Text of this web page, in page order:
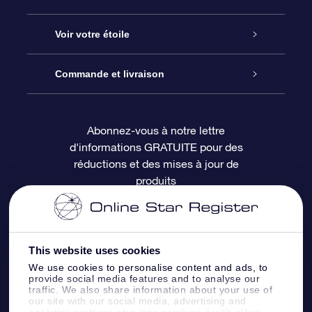
This website uses cookies
We use cookies to personalise content and ads, to
provide social media features and to analyse our
traffic. We also share information about your use of
our site with our social media, advertising and
À propos de l’OSR
Nous contacter
Questions fréquemment posées
Revues
Cadeau d’étoile en ligne
Coffret cadeau OSR
Carte cadeau OSR
Voir votre étoile
Registre des étoiles
Page d’accueil personnalisée
Un million d’étoiles
Écran de veille OSR
Appli Voler vers les étoiles
Commande et livraison
Informations de paiement
Informations d’expédition
Politique de retour
Constellations
Abonnez-vous à notre lettre
d'informations GRATUITE pour des
réductions et des mises à jour de
produits